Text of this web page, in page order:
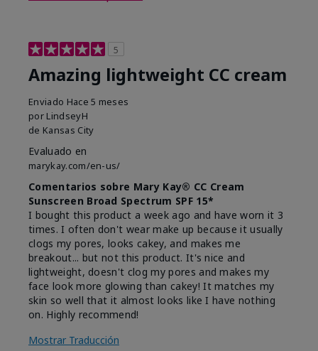
5
Amazing lightweight CC cream
Enviado Hace 5 meses
por LindseyH
de Kansas City
Evaluado en
marykay.com/en-us/
Comentarios sobre Mary Kay® CC Cream
Sunscreen Broad Spectrum SPF 15*
I bought this product a week ago and have worn it 3
times. I often don't wear make up because it usually
clogs my pores, looks cakey, and makes me
breakout... but not this product. It's nice and
lightweight, doesn't clog my pores and makes my
face look more glowing than cakey! It matches my
skin so well that it almost looks like I have nothing
on. Highly recommend!
Mostrar Traducción